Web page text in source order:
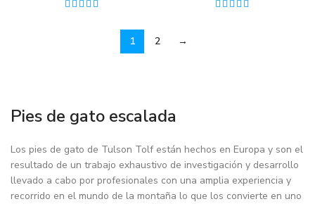
1 2 →
Pies de gato escalada
Los pies de gato de Tulson Tolf están hechos en Europa y son el
resultado de un trabajo exhaustivo de investigación y desarrollo
llevado a cabo por profesionales con una amplia experiencia y
recorrido en el mundo de la montaña lo que los convierte en uno